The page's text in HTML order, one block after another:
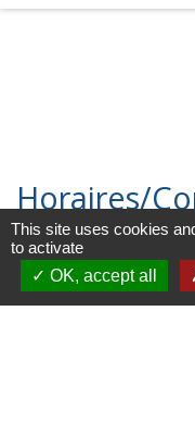
Horaires/
Commune de
1, rue Jean Moulin
28630 Barjouville -
This site uses cookies
to activate
OK, accept all